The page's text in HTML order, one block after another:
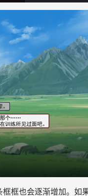
框也会逐渐增加。如